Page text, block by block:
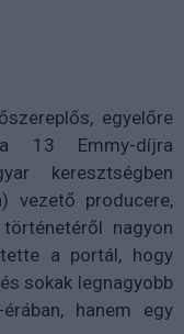
egyelőre
a 13 Emmy-díjra
keresztségben
vezető producere,
nagyon
a portál, hogy
sokak legnagyobb
hanem egy